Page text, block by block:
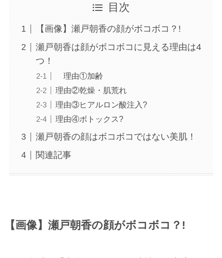
目次
【画像】瀬戸朝香の顔がボコボコ？!
瀬戸朝香は顔がボコボコに見える理由は4
つ！
理由①加齢
理由②乾燥・肌荒れ
理由③ヒアルロン酸注入?
理由④ボトックス?
瀬戸朝香の顔はボコボコではない美肌！
関連記事
【画像】瀬戸朝香の顔がボコボコ？!